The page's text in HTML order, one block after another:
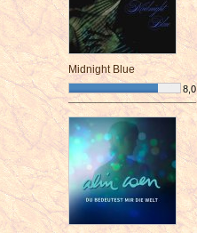
Midnight Blue
8,0
¯¯¯¯¯¯¯¯¯¯¯¯¯¯¯¯¯¯¯¯¯¯¯¯